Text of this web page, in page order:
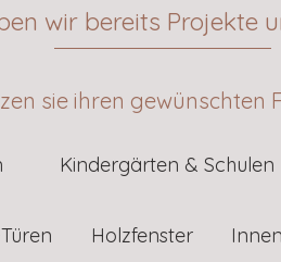
wir bereits Projekte
sie ihren gewünschten
Kindergärten & Schulen
Holzfenster